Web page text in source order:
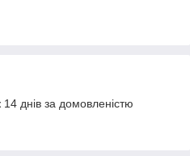
днів за домовленістю